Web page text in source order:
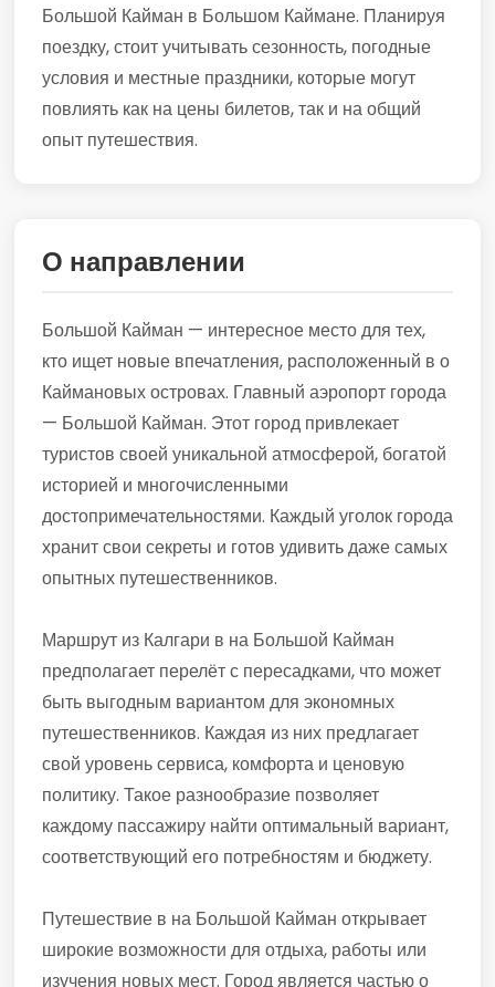
Большой Кайман в Большом Каймане. Планируя
поездку, стоит учитывать сезонность, погодные
условия и местные праздники, которые могут
повлиять как на цены билетов, так и на общий
опыт путешествия.
О направлении
Большой Кайман — интересное место для тех,
кто ищет новые впечатления, расположенный в о
Каймановых островах. Главный аэропорт города
— Большой Кайман. Этот город привлекает
туристов своей уникальной атмосферой, богатой
историей и многочисленными
достопримечательностями. Каждый уголок города
хранит свои секреты и готов удивить даже самых
опытных путешественников.
Маршрут из Калгари в на Большой Кайман
предполагает перелёт с пересадками, что может
быть выгодным вариантом для экономных
путешественников. Каждая из них предлагает
свой уровень сервиса, комфорта и ценовую
политику. Такое разнообразие позволяет
каждому пассажиру найти оптимальный вариант,
соответствующий его потребностям и бюджету.
Путешествие в на Большой Кайман открывает
широкие возможности для отдыха, работы или
изучения новых мест. Город является частью о